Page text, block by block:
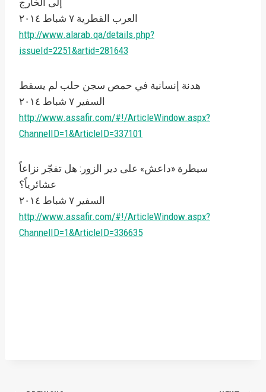
http://www.alarab.qa/details.php?
issueId=2251&artid=281643
السفير ٧ شباط ٢۰۱٤
http://www.assafir.com/#!/ArticleWindow.aspx?
ChannelID=1&ArticleID=337101
سيطرة «داعش» على دير الزور: هل تفجّر نزاعاً
عشائرياً؟
السفير ٧ شباط ٢۰۱٤
http://www.assafir.com/#!/ArticleWindow.aspx?
ChannelID=1&ArticleID=336635